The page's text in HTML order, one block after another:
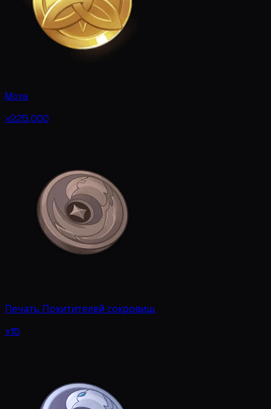
Mora
x225,000
Печать Похитителей сокровищ
x15